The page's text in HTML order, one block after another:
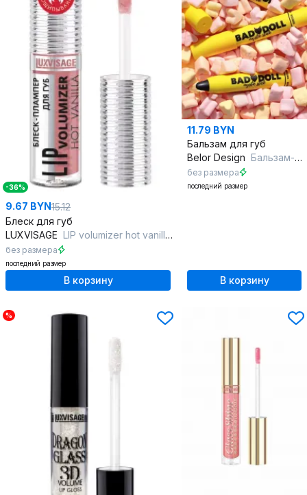
-36%
9.67 BYN15.12
Блеск для губ
LUXVISAGE LIP volumizer hot vanilla 2,9 г 308 Spicy Rose
без размера
последний размер
В корзину
11.79 BYN
Бальзам для губ
Belor Design Бальзам-тинт для губ BAD DOLL баблгам
без размера
последний размер
В корзину
%